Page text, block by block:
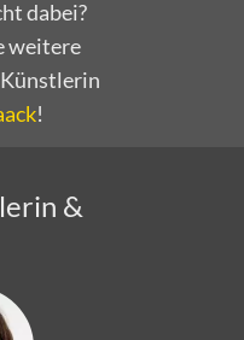
weitere
!